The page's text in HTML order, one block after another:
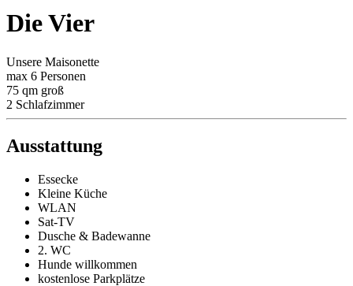
Die Vier
Unsere Maisonette
max 6 Personen
75 qm groß
2 Schlafzimmer
Ausstattung
Essecke
Kleine Küche
WLAN
Sat-TV
Dusche & Badewanne
2. WC
Hunde willkommen
kostenlose Parkplätze